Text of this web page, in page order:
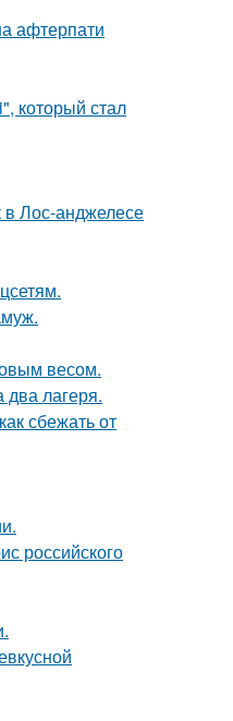
афтерпати
который стал
Лос-анджелесе
весом.
лагеря.
сбежать от
российского